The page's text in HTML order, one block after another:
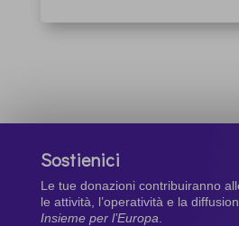
Sostienici
Le tue donazioni contribuiranno
le attività, l’operatività e la
Insieme per l’Europa